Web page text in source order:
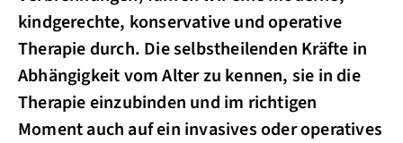
kindgerechte, konservative und operative
Therapie durch. Die selbstheilenden Kräfte in
Abhängigkeit vom Alter zu kennen, sie in die
Therapie einzubinden und im richtigen
Moment auch auf ein invasives oder operatives